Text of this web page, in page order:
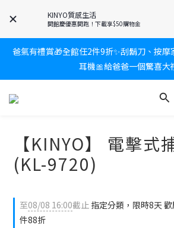
KINYO質感生活
開館慶優惠開跑！下載享$50購物金
新會員送$100購物金✨再享消費
新會員送$100購物金✨再享消費
爸氣有禮賞🎁全館任2件9折✨刮鬍刀、按
耳機🎀給爸爸一個驚喜大
炎熱夏日救星☀️秒凍扇登場💙半導體製冷
新會員送$100購物金✨再享消費
【KINYO】 電擊式
(KL-9720)
至08/08 16:00截止 指定分類，限時8天
件88折